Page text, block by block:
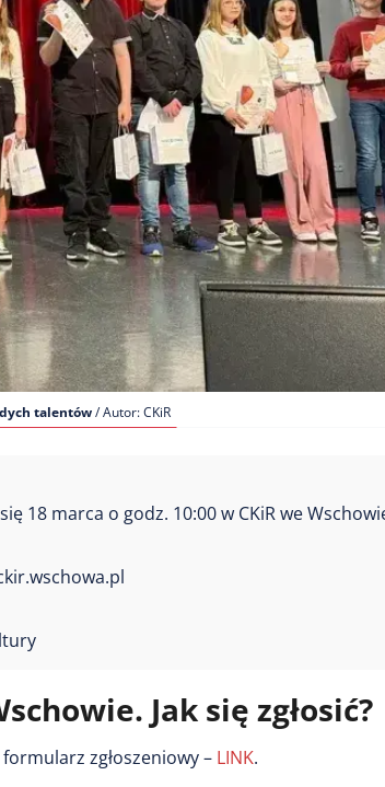
talentów / Autor: CKiR
18 marca o godz. 10:00 w CKiR we
Jak się zgłosić?
zgłoszeniowy – LINK.